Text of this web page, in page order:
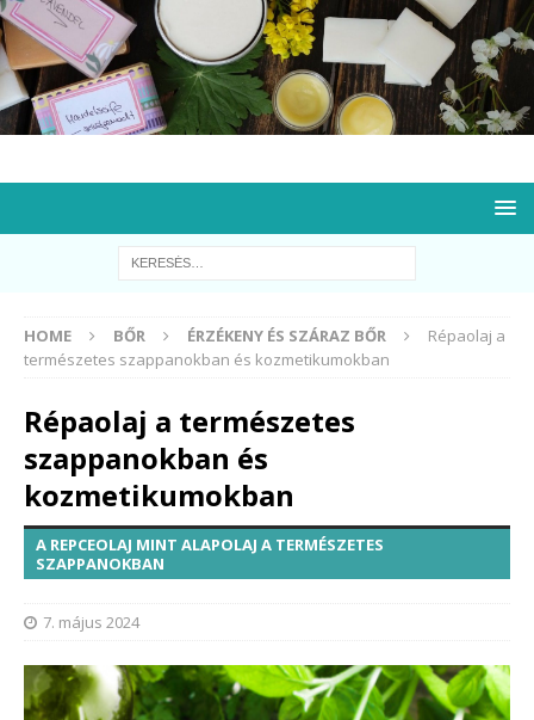
HOME BŐR ÉRZÉKENY ÉS SZÁRAZ BŐR
Répaolaj a
természetes szappanokban és kozmetikumokban
Répaolaj a természetes
szappanokban és
kozmetikumokban
A REPCEOLAJ MINT ALAPOLAJ A TERMÉSZETES
SZAPPANOKBAN
7. május 2024